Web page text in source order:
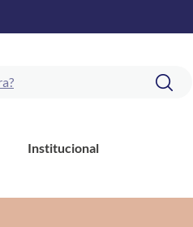
Institucional